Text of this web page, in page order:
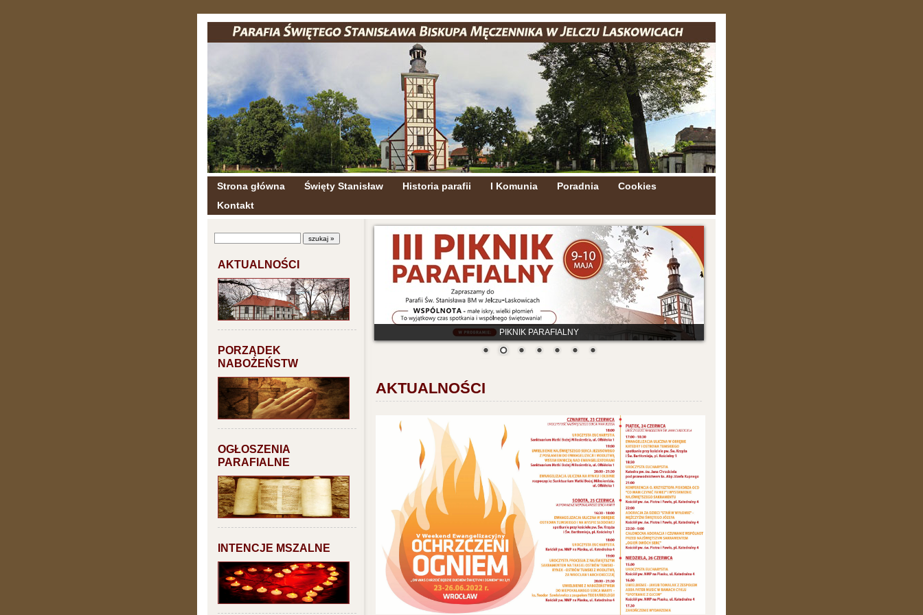
Strona główna Święty Stanisław Historia parafii I Komunia Poradnia
Cookies
Kontakt
AKTUALNOŚCI
PORZĄDEK
NABOŻEŃSTW
OGŁOSZENIA
PARAFIALNE
INTENCJE MSZALNE
PIKNIK PARAFIALNY
AKTUALNOŚCI